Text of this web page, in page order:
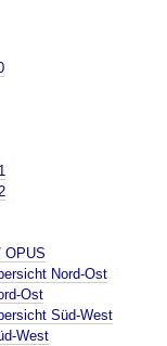
OPUS
Nord-Ost
Ost
Süd-West
West